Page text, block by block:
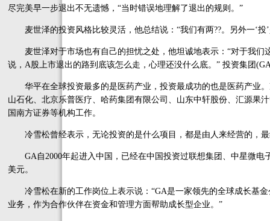
尽完美早一步退出不无遗憾，“当时错误地理解了退出的规则。”
麦世泽的投资风格比较灵活，他总结说：“我们有两??。另外一‘投
麦世泽对于市场也有自己的担忧之处，他坦诚地表示：“对于我们
说，A股上市退出的路到底该怎么走，心理还没什么底。” 投资集团
华平在全球投资最多的是医药产业，投资最成功的也是医药产业。
山石化、北京乐普医疗、哈药集团有限公司、山东中轩股份、汇源果
国南方证券等机构工作。
冷雪松曾经表示，无论投资的是什么项目，都是由人来经营的，
GA自2000年起进入中国，已经在中国投资过联想集团、中星微电
美元。
冷雪松在新的工作岗位上表示说：“GA是一家领先的全球成长基金
业务，作为合作伙伴在资金和管理方面帮助成长型企业。”